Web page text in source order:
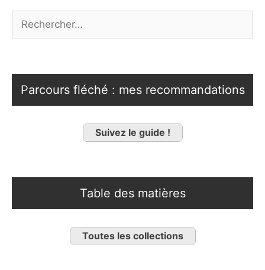
Parcours fléché : mes recommandations
Suivez le guide !
Table des matières
Toutes les collections